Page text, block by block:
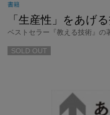
書籍
「生産性」をあげ
ベストセラー『教える技術』の
SOLD OUT